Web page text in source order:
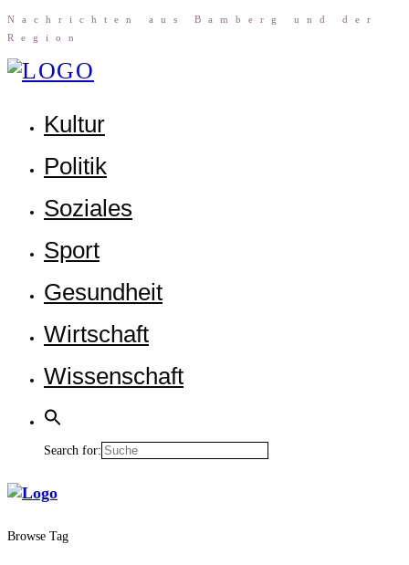
Nach­rich­ten aus Bam­berg und der
Region
Kul­tur
Poli­tik
Sozia­les
Sport
Gesund­heit
Wirt­schaft
Wis­sen­schaft
Search for:
Browse Tag